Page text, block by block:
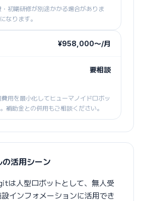
初期研修が別途かかる場合がありま
なります。
¥958,000〜/月
要相談
用を最小化してヒューマノイドロボッ
補助金との併用もご相談ください。
活用シーン
は人型ロボットとして、無人受
インフォメーションに活用でき